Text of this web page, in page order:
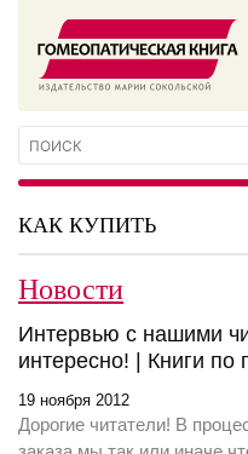
КАК КУПИТЬ
Новости
Интервью с нашими
интересно! | Книги по
19 ноября 2012
Дорогие читатели! В